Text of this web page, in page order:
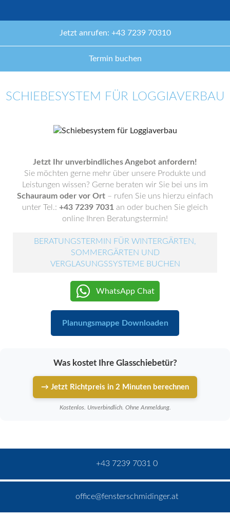
Jetzt anrufen: +43 7239 70310
Termin buchen
SCHIEBESYSTEM FÜR LOGGIAVERBAU
Jetzt Ihr unverbindliches Angebot anfordern!
Sie möchten gerne mehr über unsere Produkte und
Leistungen wissen? Gerne beraten wir Sie bei uns im
Schauraum oder vor Ort – rufen Sie uns hierzu einfach
unter Tel.: +43 7239 7031 an oder buchen Sie gleich
online Ihren Beratungstermin!
BERATUNGSTERMIN FÜR WINTERGÄRTEN,
SOMMERGÄRTEN UND
VERGLASUNGSSYSTEME BUCHEN
WhatsApp Chat
Planungsmappe Downloaden
Was kostet Ihre Glasschiebetür?
→ Jetzt Richtpreis in 2 Minuten berechnen
Kostenlos. Unverbindlich. Ohne Anmeldung.
+43 7239 7031 0
office@fensterschmidinger.at